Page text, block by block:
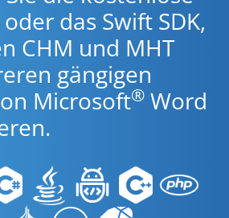
das Swift SDK,
CHM und MHT
gängigen
Microsoft® Word